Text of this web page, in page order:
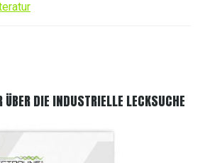
ÜBER DIE INDUSTRIELLE LECKSUCHE